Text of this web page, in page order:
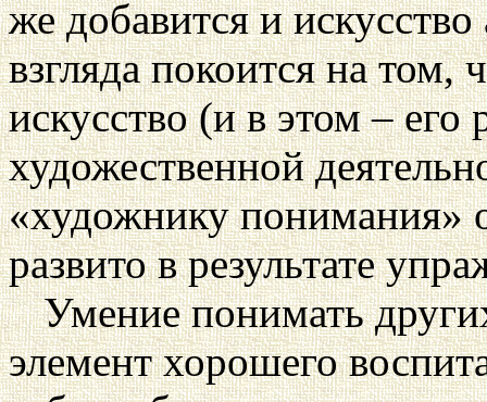
же добавится и
взгляда покоится на том,
искусство (и в этом –
художественной
«художнику понимания»
развито в результате
Умение понимать
элемент хорошего